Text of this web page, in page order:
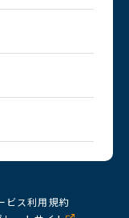
ビス利用規約